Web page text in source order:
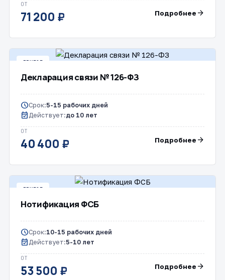
ОТ
71 200 ₽ Подробнее arrow_forward
ДРУГОЕ
Декларация связи № 126-ФЗ
scheduleСрок:5-15 рабочих дней
event_availableДействует:до 10 лет
ОТ
40 400 ₽ Подробнее arrow_forward
ДРУГОЕ
Нотификация ФСБ
scheduleСрок:10-15 рабочих дней
event_available Действует:5-10 лет
ОТ
53 500 ₽ Подробнее arrow_forward